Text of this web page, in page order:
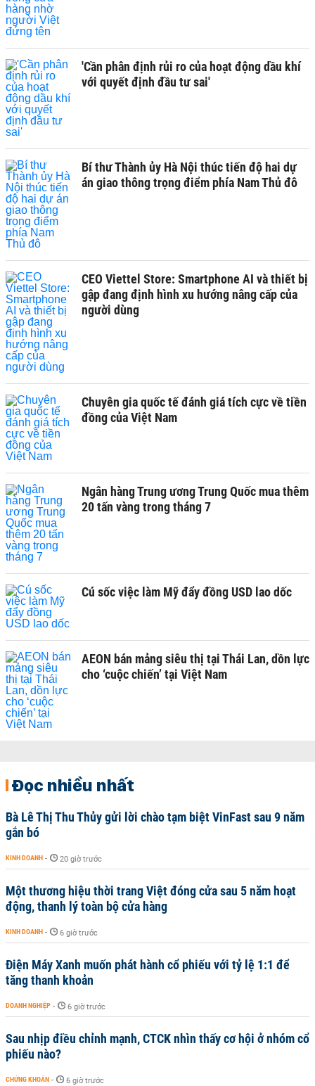
'Cần phân định rủi ro của hoạt động dầu khí
với quyết định đầu tư sai'
Bí thư Thành ủy Hà Nội thúc tiến độ hai dự
án giao thông trọng điểm phía Nam Thủ đô
CEO Viettel Store: Smartphone AI và thiết bị
gập đang định hình xu hướng nâng cấp của
người dùng
Chuyên gia quốc tế đánh giá tích cực về tiền
đồng của Việt Nam
Ngân hàng Trung ương Trung Quốc mua thêm
20 tấn vàng trong tháng 7
Cú sốc việc làm Mỹ đẩy đồng USD lao dốc
AEON bán mảng siêu thị tại Thái Lan, dồn lực
cho ‘cuộc chiến’ tại Việt Nam
Đọc nhiều nhất
Bà Lê Thị Thu Thủy gửi lời chào tạm biệt VinFast sau 9 năm
gắn bó
KINH DOANH - 20 giờ trước
Một thương hiệu thời trang Việt đóng cửa sau 5 năm hoạt
động, thanh lý toàn bộ cửa hàng
KINH DOANH - 6 giờ trước
Điện Máy Xanh muốn phát hành cổ phiếu với tỷ lệ 1:1 để
tăng thanh khoản
DOANH NGHIỆP - 6 giờ trước
Sau nhịp điều chỉnh mạnh, CTCK nhìn thấy cơ hội ở nhóm cổ
phiếu nào?
CHỨNG KHOÁN - 6 giờ trước